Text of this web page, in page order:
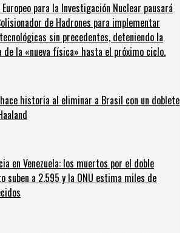
Europeo para la Investigación Nuclear pausará
de Hadrones para implementar
sin precedentes, deteniendo la
de la «nueva física» hasta el próximo ciclo.
historia al eliminar a Brasil con un doblete
en Venezuela: los muertos por el doble
suben a 2.595 y la ONU estima miles de